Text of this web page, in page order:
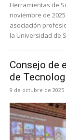
Herramientas de
noviembre de
asociación
la Universidad de
Consejo de
de
9 de octubre de 2025